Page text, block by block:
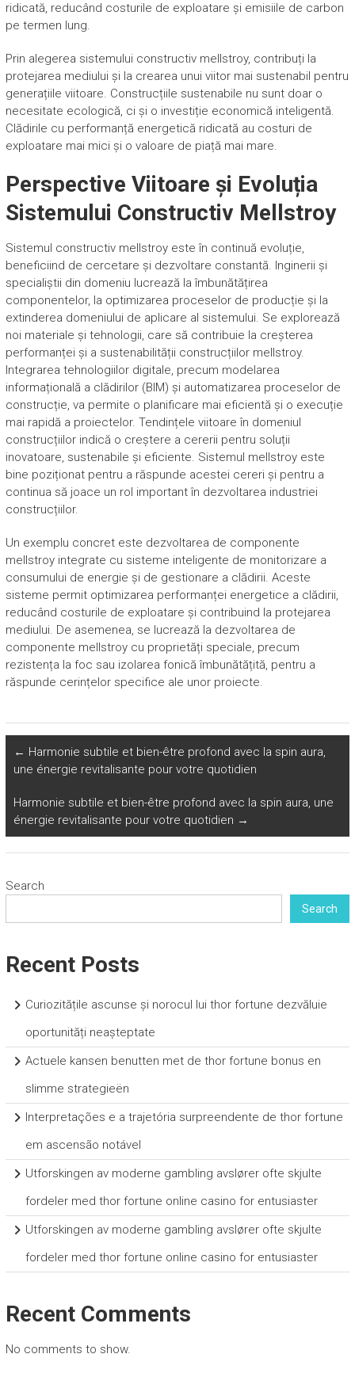
ridicată, reducând costurile de exploatare și emisiile de carbon
pe termen lung.
Prin alegerea sistemului constructiv mellstroy, contribuți la
protejarea mediului și la crearea unui viitor mai sustenabil pentru
generațiile viitoare. Construcțiile sustenabile nu sunt doar o
necesitate ecologică, ci și o investiție economică inteligentă.
Clădirile cu performanță energetică ridicată au costuri de
exploatare mai mici și o valoare de piață mai mare.
Perspective Viitoare și Evoluția
Sistemului Constructiv Mellstroy
Sistemul constructiv mellstroy este în continuă evoluție,
beneficiind de cercetare și dezvoltare constantă. Inginerii și
specialiștii din domeniu lucrează la îmbunătățirea
componentelor, la optimizarea proceselor de producție și la
extinderea domeniului de aplicare al sistemului. Se explorează
noi materiale și tehnologii, care să contribuie la creșterea
performanței și a sustenabilității construcțiilor mellstroy.
Integrarea tehnologiilor digitale, precum modelarea
informațională a clădirilor (BIM) și automatizarea proceselor de
construcție, va permite o planificare mai eficientă și o execuție
mai rapidă a proiectelor. Tendințele viitoare în domeniul
construcțiilor indică o creștere a cererii pentru soluții
inovatoare, sustenabile și eficiente. Sistemul mellstroy este
bine poziționat pentru a răspunde acestei cereri și pentru a
continua să joace un rol important în dezvoltarea industriei
construcțiilor.
Un exemplu concret este dezvoltarea de componente
mellstroy integrate cu sisteme inteligente de monitorizare a
consumului de energie și de gestionare a clădirii. Aceste
sisteme permit optimizarea performanței energetice a clădirii,
reducând costurile de exploatare și contribuind la protejarea
mediului. De asemenea, se lucrează la dezvoltarea de
componente mellstroy cu proprietăți speciale, precum
rezistența la foc sau izolarea fonică îmbunătățită, pentru a
răspunde cerințelor specifice ale unor proiecte.
← Harmonie subtile et bien-être profond avec la spin aura,
une énergie revitalisante pour votre quotidien
Harmonie subtile et bien-être profond avec la spin aura, une
énergie revitalisante pour votre quotidien →
Search
Search
Recent Posts
Curiozitățile ascunse și norocul lui thor fortune dezvăluie
oportunități neașteptate
Actuele kansen benutten met de thor fortune bonus en
slimme strategieën
Interpretações e a trajetória surpreendente de thor fortune
em ascensão notável
Utforskingen av moderne gambling avslører ofte skjulte
fordeler med thor fortune online casino for entusiaster
Utforskingen av moderne gambling avslører ofte skjulte
fordeler med thor fortune online casino for entusiaster
Recent Comments
No comments to show.